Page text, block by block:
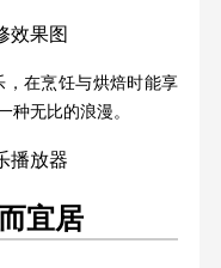
在烹饪与烘焙时能享
种无比的浪漫。
宜居